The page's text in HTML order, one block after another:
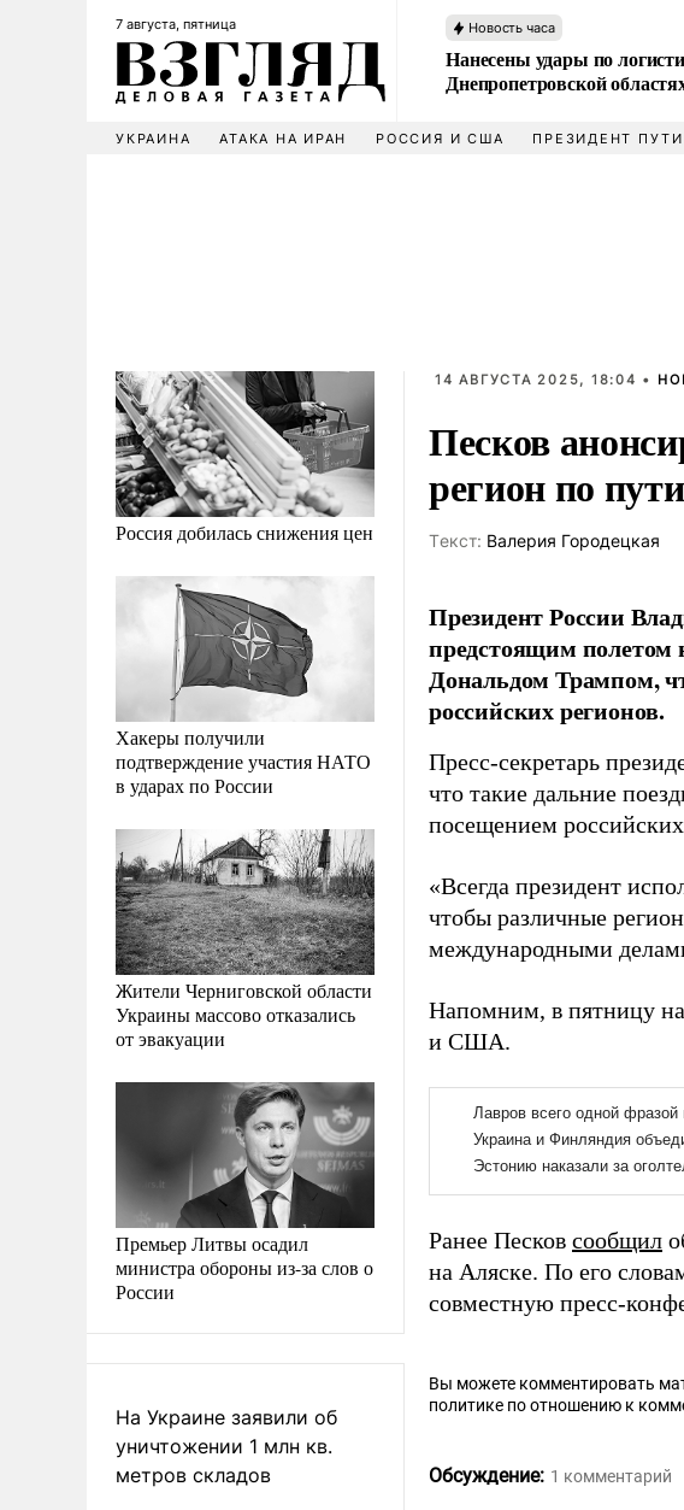
7 августа, пятница Новость часа
Нанесены удары по
Днепропетровской
УКРАИНА АТАКА НА ИРАН РОССИЯ И США ПРЕЗИДЕНТ
Россия добилась снижения цен
Хакеры получили
подтверждение участия НАТО
в ударах по России
Жители Черниговской области
Украины массово отказались
от эвакуации
Премьер Литвы осадил
министра обороны из-за слов о
России
На Украине заявили об
уничтожении 1 млн кв.
метров складов
14 АВГУСТА 2025, 18:04 •
Песков
регион по
Tекст: Валерия Городецкая
Президент России
предстоящим полетом
Дональдом Трампом,
российских регионов.
Пресс-секретарь
что такие дальние
посещением
«Всегда президент
чтобы различные
международными
Напомним, в пятницу
и США.
Ранее Песков сообщил
на Аляске. По его
совместную пресс-
Вы можете комментировать
политике по отношению к
Обсуждение: 1 комментарий